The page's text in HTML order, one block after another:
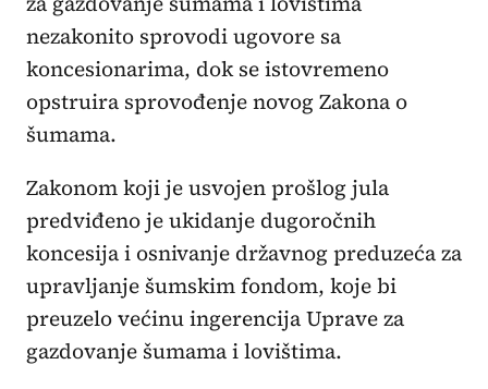
nezakonito sprovodi ugovore sa
koncesionarima, dok se istovremeno
opstruira sprovođenje novog Zakona o
šumama.
Zakonom koji je usvojen prošlog jula
predviđeno je ukidanje dugoročnih
koncesija i osnivanje državnog preduzeća za
upravljanje šumskim fondom, koje bi
preuzelo većinu ingerencija Uprave za
gazdovanje šumama i lovištima.